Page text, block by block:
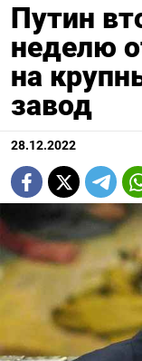
Путин
неделю
на
завод
28.12.2022